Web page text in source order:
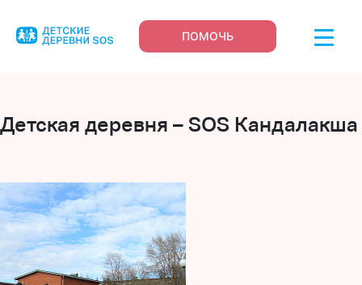
ПОМОЧЬ
Детская деревня – SOS Кандалакша